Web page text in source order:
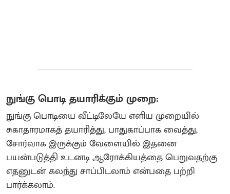
நுங்கு பொடி தயாரிக்கும் முறை:
நுங்கு பொடியை வீட்டிலேயே எளிய முறையில்
சுகாதாரமாகத் தயாரித்து, பாதுகாப்பாக வைத்து,
சோர்வாக இருக்கும் வேளையில் இதனை
பயன்படுத்தி உடனடி ஆரோக்கியத்தை பெறுவதற்கு
எதனுடன் கலந்து சாப்பிடலாம் என்பதை பற்றி
பார்க்கலாம்.